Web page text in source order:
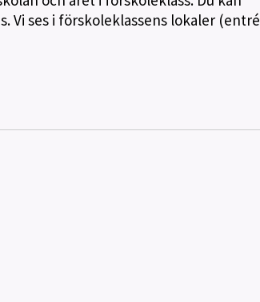
Vi ses i förskoleklassens lokaler (entré